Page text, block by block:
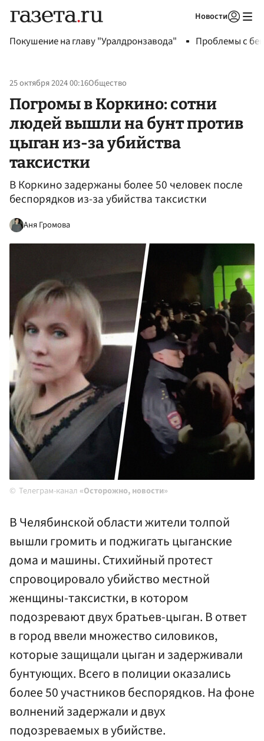
Новости
Покушение на главу "Уралдронзавода" Проблемы с
25 октября 2024 00:16Общество
Погромы в Коркино: сотни
людей вышли на бунт против
цыган из-за убийства
таксистки
В Коркино задержаны более 50 человек после
беспорядков из-за убийства таксистки
Аня Громова
Телеграм-канал «Осторожно, новости»
В Челябинской области жители толпой
вышли громить и поджигать цыганские
дома и машины. Стихийный протест
спровоцировало убийство местной
женщины-таксистки, в котором
подозревают двух братьев-цыган. В ответ
в город ввели множество силовиков,
которые защищали цыган и задерживали
бунтующих. Всего в полиции оказались
более 50 участников беспорядков. На фоне
волнений задержали и двух
подозреваемых в убийстве.